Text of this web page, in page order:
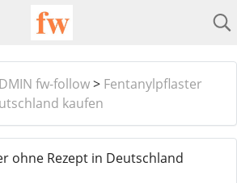
fw-follow> Fentanylpflaster
kaufen
ohne Rezept in Deutschland